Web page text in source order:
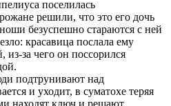
поселилась
решили, что это его дочь
безуспешно стараются с ней
красавица послала ему
за чего он поссорился
подтрунивают над
и уходит, в суматохе теряя
находят ключ и решают